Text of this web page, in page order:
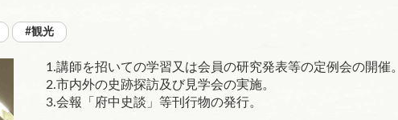
#観光
1.講師を招いての学習又は会員の研究発表等の定例会の開催。
2.市内外の史跡探訪及び見学会の実施。
3.会報「府中史談」等刊行物の発行。